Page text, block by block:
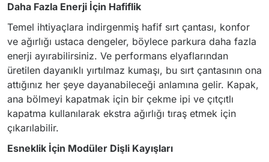
Daha Fazla Enerji İçin Hafiflik
Temel ihtiyaçlara indirgenmiş hafif sırt çantası, konfor
ve ağırlığı ustaca dengeler, böylece parkura daha fazla
enerji ayırabilirsiniz. Ve performans elyaflarından
üretilen dayanıklı yırtılmaz kumaşı, bu sırt çantasının ona
attığınız her şeye dayanabileceği anlamına gelir. Kapak,
ana bölmeyi kapatmak için bir çekme ipi ve çıtçıtlı
kapatma kullanılarak ekstra ağırlığı tıraş etmek için
çıkarılabilir.
Esneklik İçin Modüler Dişli Kayışları